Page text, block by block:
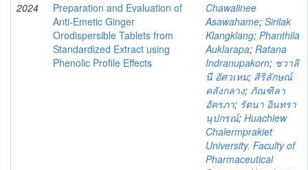
2024
Preparation and Evaluation of
Anti-Emetic Ginger
Orodispersible Tablets from
Standardized Extract using
Phenolic Profile Effects
Chawalinee
Asawahame; Sirilak
Klangklang; Phanthila
Auklarapa; Ratana
Indranupakorn; ชวาลิ
นี อัศวเหม; สิริลักษณ์
คลังกลาง; ภัณฑิลา
อัครภา; รัตนา อินทรา
นุปกรณ์; Huachiew
Chalermprakiet
University. Faculty of
Pharmaceutical